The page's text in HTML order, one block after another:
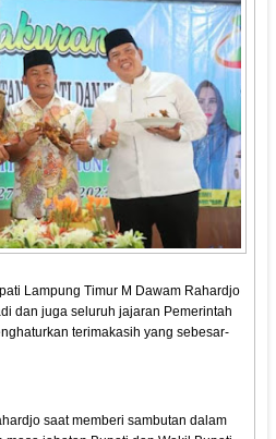
Lampung Timur M Dawam Rahardjo
dan juga seluruh jajaran Pemerintah
terimakasih yang sebesar-
saat memberi sambutan dalam